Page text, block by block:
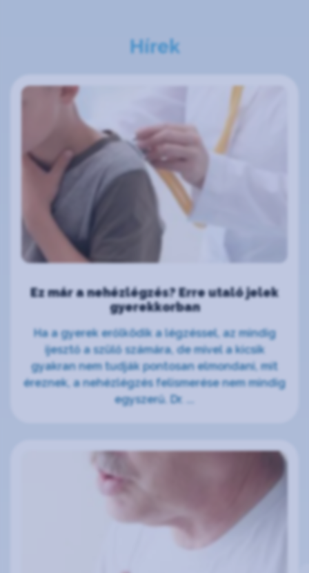
Hírek
Ez már a nehézlégzés? Erre utaló jelek
gyerekkorban
Ha a gyerek erőlködik a légzéssel, az mindig
ijesztő a szülő számára, de mivel a kicsik
gyakran nem tudják pontosan elmondani, mit
éreznek, a nehézlégzés felismerése nem mindig
egyszerű. Dr. ...